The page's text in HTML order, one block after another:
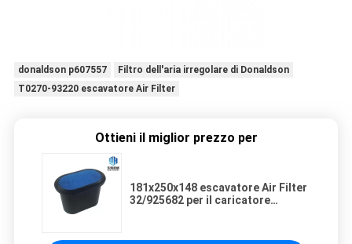
donaldson p607557
Filtro dell'aria irregolare di Donaldson
T0270-93220 escavatore Air Filter
Ottieni il miglior prezzo per
181x250x148 escavatore Air Filter
32/925682 per il caricatore